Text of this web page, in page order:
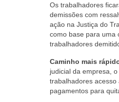
Os trabalhadores
demissões com
ação na Justiça do
como base para uma
trabalhadores
Caminho mais
judicial da empresa,
trabalhadores
pagamentos para